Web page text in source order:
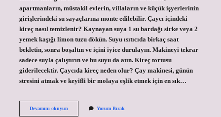
apartmanların, müstakil evlerin, villaların ve küçük işyerlerinin
girişlerindeki su sayaçlarına monte edilebilir. Çaycı içindeki
kireç nasıl temizlenir? Kaynayan suya 1 su bardağı sirke veya 2
yemek kaşığı limon tuzu dökün. Suyu ısıtıcıda birkaç saat
bekletin, sonra boşaltın ve içini iyice durulayın. Makineyi tekrar
sadece suyla çalıştırın ve bu suyu da atın. Kireç tortusu
giderilecektir. Çaycıda kireç neden olur? Çay makinesi, günün
stresini atmak ve keyifli bir molaya eşlik etmek için en sık…
Devamını okuyunÇaycı
Yorum Bırak